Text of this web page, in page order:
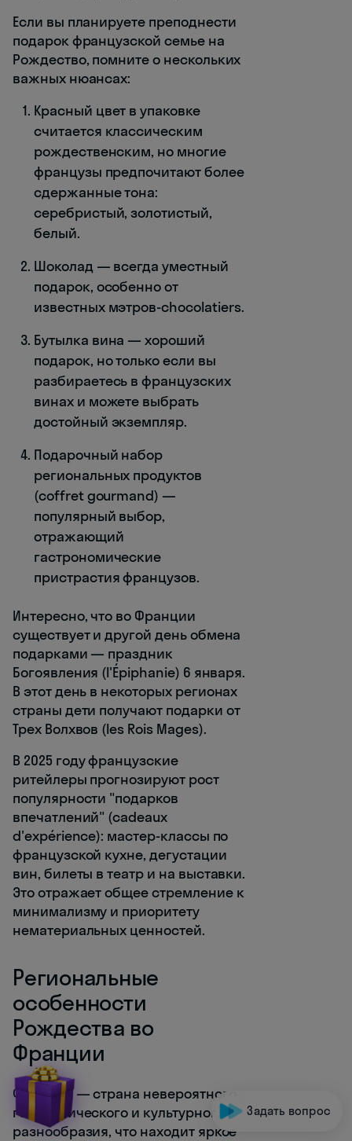
Если вы планируете преподнести
подарок французской семье на
Рождество, помните о нескольких
важных нюансах:
Красный цвет в упаковке
считается классическим
рождественским, но многие
французы предпочитают более
сдержанные тона:
серебристый, золотистый,
белый.
Шоколад — всегда уместный
подарок, особенно от
известных мэтров-chocolatiers.
Бутылка вина — хороший
подарок, но только если вы
разбираетесь в французских
винах и можете выбрать
достойный экземпляр.
Подарочный набор
региональных продуктов
(coffret gourmand) —
популярный выбор,
отражающий
гастрономические
пристрастия французов.
Интересно, что во Франции
существует и другой день обмена
подарками — праздник
Богоявления (l'Épiphanie) 6 января.
В этот день в некоторых регионах
страны дети получают подарки от
Трех Волхвов (les Rois Mages).
В 2025 году французские
ритейлеры прогнозируют рост
популярности "подарков
впечатлений" (cadeaux
d'expérience): мастер-классы по
французской кухне, дегустации
вин, билеты в театр и на выставки.
Это отражает общее стремление к
минимализму и приоритету
нематериальных ценностей.
Региональные
особенности
Рождества во
Франции
Франция — страна невероятного
географического и культурного
разнообразия, что находит яркое
Задать вопрос